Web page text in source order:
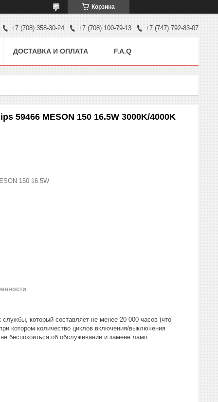
Корзина
+7 (708) 358-30-24 +7 (708) 100-79-13 +7 (747) 792-83-07
ДОСТАВКА И ОПЛАТА F.A.Q
59466 MESON 150 16.5W 3000K/4000K
150 16.5W
который составляет не менее 20 000 часов (что
котором количество циклов включения/выключения
беспокоиться об обслуживании и замене ламп.